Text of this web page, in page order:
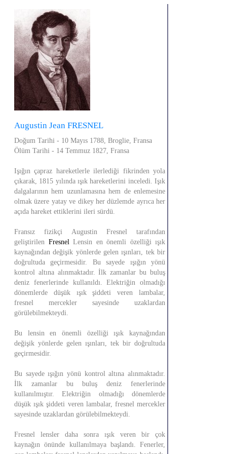
Augustin Jean FRESNEL
Doğum Tarihi - 10 Mayıs 1788, Broglie, Fransa
Ölüm Tarihi - 14 Temmuz 1827, Fransa
Işığın çapraz hareketlerle ilerlediği fikrinden yola
çıkarak, 1815 yılında ışık hareketlerini inceledi. Işık
dalgalarının hem uzunlamasına hem de enlemesine
olmak üzere yatay ve dikey her düzlemde ayrıca her
açıda hareket ettiklerini ileri sürdü.
Fransız fizikçi Augustin Fresnel tarafından
geliştirilen FresnelLensin en önemli özelliği ışık
kaynağından değişik yönlerde gelen ışınları, tek bir
doğrultuda geçirmesidir. Bu sayede ışığın yönü
kontrol altına alınmaktadır. İlk zamanlar bu buluş
deniz fenerlerinde kullanıldı. Elektriğin olmadığı
dönemlerde düşük ışık şiddeti veren lambalar,
fresnel mercekler sayesinde uzaklardan
görülebilmekteydi.
Bu lensin en önemli özelliği ışık kaynağından
değişik yönlerde gelen ışınları, tek bir doğrultuda
geçirmesidir.
Bu sayede ışığın yönü kontrol altına alınmaktadır.
İlk zamanlar bu buluş deniz fenerlerinde
kullanılmıştır. Elektriğin olmadığı dönemlerde
düşük ışık şiddeti veren lambalar, fresnel mercekler
sayesinde uzaklardan görülebilmekteydi.
Fresnel lensler daha sonra ışık veren bir çok
kaynağın önünde kullanılmaya başlandı. Fenerler,